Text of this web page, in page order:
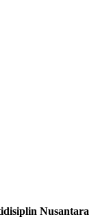
Nusantara